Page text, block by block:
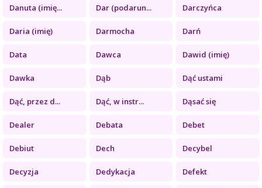
Danuta (imię... Dar (podarun... Darczyńca
Daria (imię) Darmocha Darń
Data Dawca Dawid (imię)
Dawka Dąb Dąć ustami
Dąć, przez d... Dąć, w instr... Dąsać się
Dealer Debata Debet
Debiut Dech Decybel
Decyzja Dedykacja Defekt